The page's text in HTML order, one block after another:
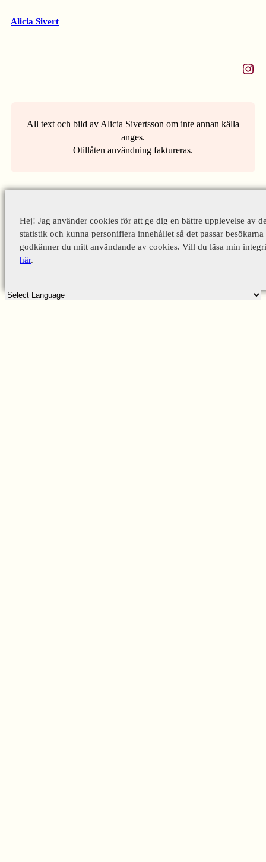
Alicia Sivert
Instagram
All text och bild av Alicia Sivertsson om inte annan källa
anges.
Otillåten användning faktureras.
Hej! Jag använder cookies för att ge dig en bättre upplevelse av
statistik och kunna personifiera innehållet så det passar
godkänner du mitt användande av cookies. Vill du läsa min
här.